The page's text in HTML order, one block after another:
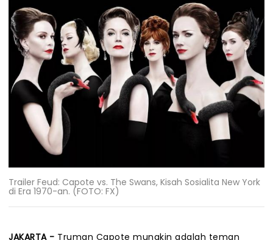
Trailer Feud: Capote vs. The Swans, Kisah Sosialita New York
di Era 1970-an. (FOTO: FX)
JAKARTA - Truman Capote mungkin adalah teman